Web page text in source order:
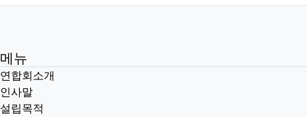
메뉴
연합회소개
인사말
설립목적